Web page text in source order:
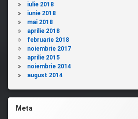
iulie 2018
iunie 2018
mai 2018
aprilie 2018
februarie 2018
noiembrie 2017
aprilie 2015
noiembrie 2014
august 2014
Meta